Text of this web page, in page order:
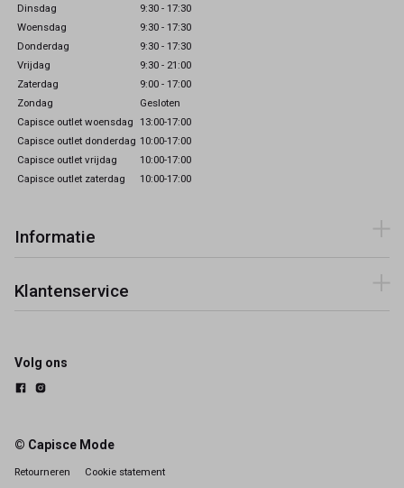
Dinsdag
9:30 - 17:30
Woensdag
9:30 - 17:30
Donderdag
9:30 - 17:30
Vrijdag
9:30 - 21:00
Zaterdag
9:00 - 17:00
Zondag
Gesloten
Capisce outlet woensdag 13:00-17:00
Capisce outlet donderdag 10:00-17:00
Capisce outlet vrijdag
10:00-17:00
Capisce outlet zaterdag
10:00-17:00
Informatie
Klantenservice
Volg ons
© Capisce Mode
Retourneren Cookie statement